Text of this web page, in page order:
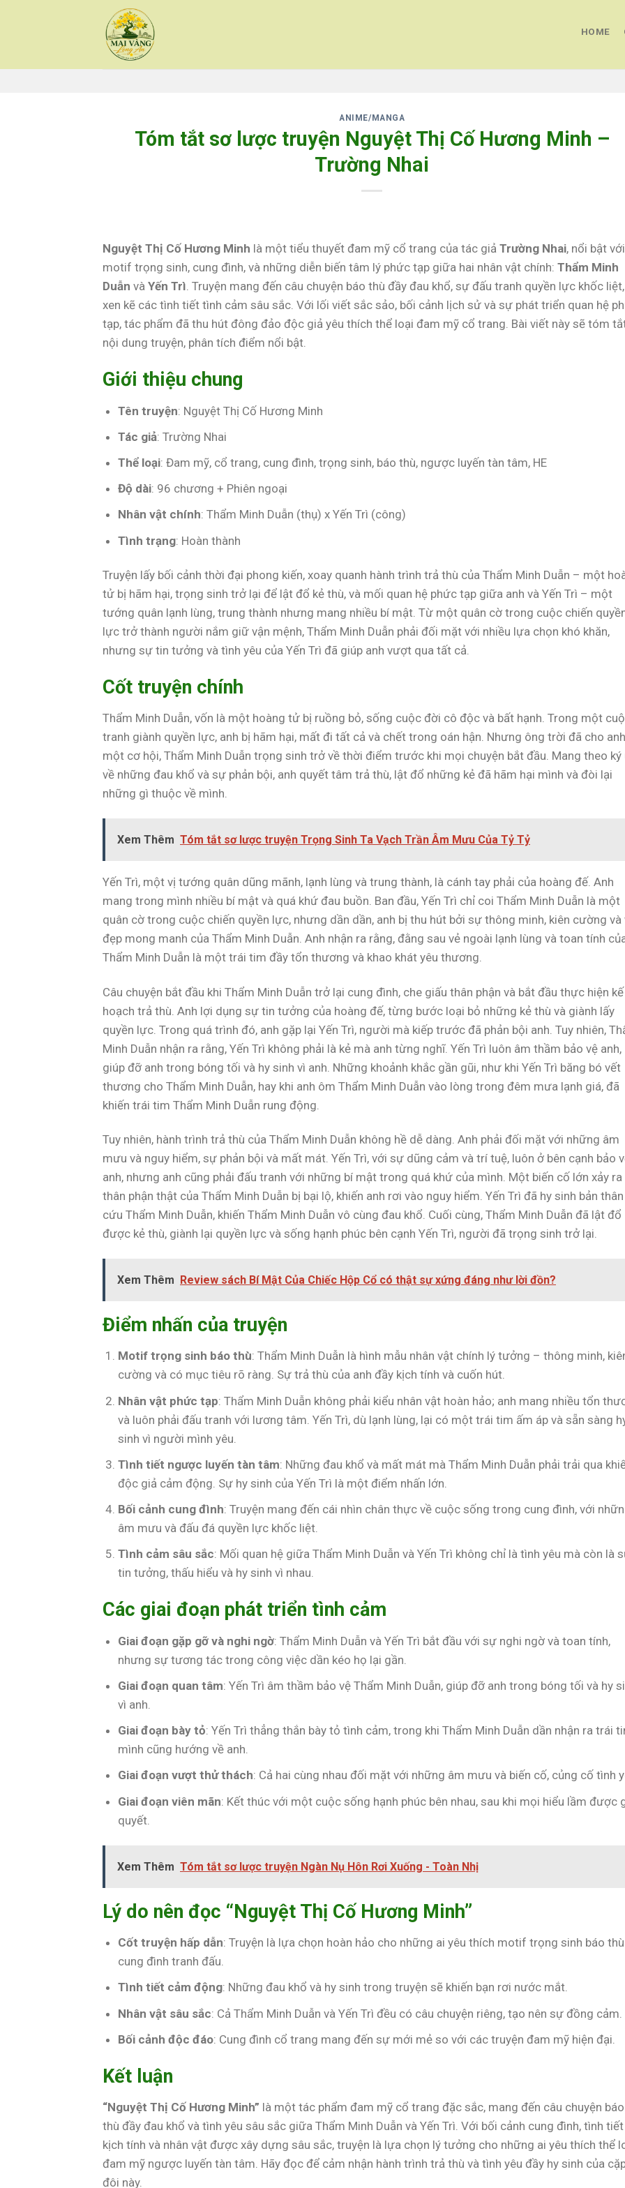
HOME
ANIME/MANGA
Tóm tắt sơ lược truyện Nguyệt Thị Cố Hương Minh –
Trường Nhai
Nguyệt Thị Cố Hương Minh là một tiểu thuyết đam mỹ cổ trang của tác giả Trường Nhai, nổi bật với
motif trọng sinh, cung đình, và những diễn biến tâm lý phức tạp giữa hai nhân vật chính: Thẩm Minh
Duẫn và Yến Trì . Truyện mang đến câu chuyện báo thù đầy đau khổ, sự đấu tranh quyền lực khốc liệt,
xen kẽ các tình tiết tình cảm sâu sắc. Với lối viết sắc sảo, bối cảnh lịch sử và sự phát triển quan hệ
tạp, tác phẩm đã thu hút đông đảo độc giả yêu thích thể loại đam mỹ cổ trang. Bài viết này sẽ tóm
nội dung truyện, phân tích điểm nổi bật.
Giới thiệu chung
Tên truyện: Nguyệt Thị Cố Hương Minh
Tác giả: Trường Nhai
Thể loại: Đam mỹ, cổ trang, cung đình, trọng sinh, báo thù, ngược luyến tàn tâm, HE
Độ dài: 96 chương + Phiên ngoại
Nhân vật chính: Thẩm Minh Duẫn (thụ) x Yến Trì (công)
Tình trạng: Hoàn thành
Truyện lấy bối cảnh thời đại phong kiến, xoay quanh hành trình trả thù của Thẩm Minh Duẫn – một
tử bị hãm hại, trọng sinh trở lại để lật đổ kẻ thù, và mối quan hệ phức tạp giữa anh và Yến Trì – một
tướng quân lạnh lùng, trung thành nhưng mang nhiều bí mật. Từ một quân cờ trong cuộc chiến
lực trở thành người nắm giữ vận mệnh, Thẩm Minh Duẫn phải đối mặt với nhiều lựa chọn khó khăn,
nhưng sự tin tưởng và tình yêu của Yến Trì đã giúp anh vượt qua tất cả.
Cốt truyện chính
Thẩm Minh Duẫn, vốn là một hoàng tử bị ruồng bỏ, sống cuộc đời cô độc và bất hạnh. Trong một
tranh giành quyền lực, anh bị hãm hại, mất đi tất cả và chết trong oán hận. Nhưng ông trời đã cho anh
một cơ hội, Thẩm Minh Duẫn trọng sinh trở về thời điểm trước khi mọi chuyện bắt đầu. Mang theo
về những đau khổ và sự phản bội, anh quyết tâm trả thù, lật đổ những kẻ đã hãm hại mình và đòi lại
những gì thuộc về mình.
Xem Thêm Tóm tắt sơ lược truyện Trọng Sinh Ta Vạch Trần Âm Mưu Của Tỷ Tỷ
Yến Trì, một vị tướng quân dũng mãnh, lạnh lùng và trung thành, là cánh tay phải của hoàng đế. Anh
mang trong mình nhiều bí mật và quá khứ đau buồn. Ban đầu, Yến Trì chỉ coi Thẩm Minh Duẫn là một
quân cờ trong cuộc chiến quyền lực, nhưng dần dần, anh bị thu hút bởi sự thông minh, kiên cường và
đẹp mong manh của Thẩm Minh Duẫn. Anh nhận ra rằng, đằng sau vẻ ngoài lạnh lùng và toan tính
Thẩm Minh Duẫn là một trái tim đầy tổn thương và khao khát yêu thương.
Câu chuyện bắt đầu khi Thẩm Minh Duẫn trở lại cung đình, che giấu thân phận và bắt đầu thực hiện kế
hoạch trả thù. Anh lợi dụng sự tin tưởng của hoàng đế, từng bước loại bỏ những kẻ thù và giành lấy
quyền lực. Trong quá trình đó, anh gặp lại Yến Trì, người mà kiếp trước đã phản bội anh. Tuy nhiên,
Minh Duẫn nhận ra rằng, Yến Trì không phải là kẻ mà anh từng nghĩ. Yến Trì luôn âm thầm bảo vệ anh,
giúp đỡ anh trong bóng tối và hy sinh vì anh. Những khoảnh khắc gần gũi, như khi Yến Trì băng bó vết
thương cho Thẩm Minh Duẫn, hay khi anh ôm Thẩm Minh Duẫn vào lòng trong đêm mưa lạnh giá, đã
khiến trái tim Thẩm Minh Duẫn rung động.
Tuy nhiên, hành trình trả thù của Thẩm Minh Duẫn không hề dễ dàng. Anh phải đối mặt với những âm
mưu và nguy hiểm, sự phản bội và mất mát. Yến Trì, với sự dũng cảm và trí tuệ, luôn ở bên cạnh bảo
anh, nhưng anh cũng phải đấu tranh với những bí mật trong quá khứ của mình. Một biến cố lớn xảy ra
thân phận thật của Thẩm Minh Duẫn bị bại lộ, khiến anh rơi vào nguy hiểm. Yến Trì đã hy sinh bản
cứu Thẩm Minh Duẫn, khiến Thẩm Minh Duẫn vô cùng đau khổ. Cuối cùng, Thẩm Minh Duẫn đã lật đổ
được kẻ thù, giành lại quyền lực và sống hạnh phúc bên cạnh Yến Trì, người đã trọng sinh trở lại.
Xem Thêm Review sách Bí Mật Của Chiếc Hộp Cổ có thật sự xứng đáng như lời đồn?
Điểm nhấn của truyện
Motif trọng sinh báo thù: Thẩm Minh Duẫn là hình mẫu nhân vật chính lý tưởng – thông minh,
cường và có mục tiêu rõ ràng. Sự trả thù của anh đầy kịch tính và cuốn hút.
Nhân vật phức tạp: Thẩm Minh Duẫn không phải kiểu nhân vật hoàn hảo; anh mang nhiều tổn
và luôn phải đấu tranh với lương tâm. Yến Trì, dù lạnh lùng, lại có một trái tim ấm áp và sẵn sàng
sinh vì người mình yêu.
Tình tiết ngược luyến tàn tâm: Những đau khổ và mất mát mà Thẩm Minh Duẫn phải trải qua
độc giả cảm động. Sự hy sinh của Yến Trì là một điểm nhấn lớn.
Bối cảnh cung đình: Truyện mang đến cái nhìn chân thực về cuộc sống trong cung đình, với
âm mưu và đấu đá quyền lực khốc liệt.
Tình cảm sâu sắc: Mối quan hệ giữa Thẩm Minh Duẫn và Yến Trì không chỉ là tình yêu mà còn là
tin tưởng, thấu hiểu và hy sinh vì nhau.
Các giai đoạn phát triển tình cảm
Giai đoạn gặp gỡ và nghi ngờ: Thẩm Minh Duẫn và Yến Trì bắt đầu với sự nghi ngờ và toan tính,
nhưng sự tương tác trong công việc dần kéo họ lại gần.
Giai đoạn quan tâm: Yến Trì âm thầm bảo vệ Thẩm Minh Duẫn, giúp đỡ anh trong bóng tối và hy
vì anh.
Giai đoạn bày tỏ: Yến Trì thẳng thắn bày tỏ tình cảm, trong khi Thẩm Minh Duẫn dần nhận ra trái
mình cũng hướng về anh.
Giai đoạn vượt thử thách: Cả hai cùng nhau đối mặt với những âm mưu và biến cố, củng cố tình
Giai đoạn viên mãn: Kết thúc với một cuộc sống hạnh phúc bên nhau, sau khi mọi hiểu lầm được
quyết.
Xem Thêm Tóm tắt sơ lược truyện Ngàn Nụ Hôn Rơi Xuống - Toàn Nhị
Lý do nên đọc “Nguyệt Thị Cố Hương Minh”
Cốt truyện hấp dẫn: Truyện là lựa chọn hoàn hảo cho những ai yêu thích motif trọng sinh báo
cung đình tranh đấu.
Tình tiết cảm động: Những đau khổ và hy sinh trong truyện sẽ khiến bạn rơi nước mắt.
Nhân vật sâu sắc: Cả Thẩm Minh Duẫn và Yến Trì đều có câu chuyện riêng, tạo nên sự đồng cảm.
Bối cảnh độc đáo: Cung đình cổ trang mang đến sự mới mẻ so với các truyện đam mỹ hiện đại.
Kết luận
“Nguyệt Thị Cố Hương Minh” là một tác phẩm đam mỹ cổ trang đặc sắc, mang đến câu chuyện báo
thù đầy đau khổ và tình yêu sâu sắc giữa Thẩm Minh Duẫn và Yến Trì. Với bối cảnh cung đình, tình tiết
kịch tính và nhân vật được xây dựng sâu sắc, truyện là lựa chọn lý tưởng cho những ai yêu thích thể
đam mỹ ngược luyến tàn tâm. Hãy đọc để cảm nhận hành trình trả thù và tình yêu đầy hy sinh của
đôi này.